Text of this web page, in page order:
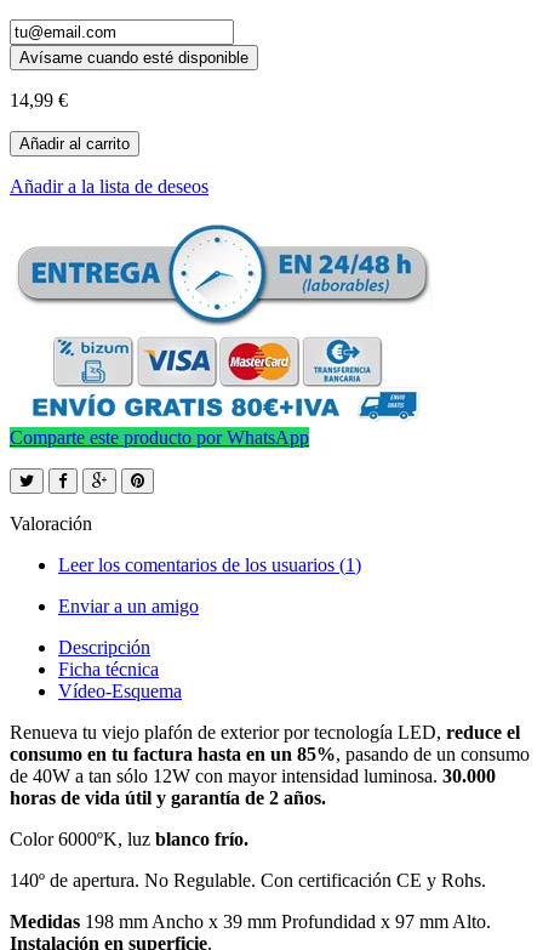
Avísame cuando esté disponible
14,99 €
Añadir al carrito
Añadir a la lista de deseos
Comparte este producto por WhatsApp
Valoración
Leer los comentarios de los usuarios (1)
Enviar a un amigo
Descripción
Ficha técnica
Vídeo-Esquema
Renueva tu viejo plafón de exterior por tecnología LED, reduce el
consumo en tu factura hasta en un 85%, pasando de un consumo
de 40W a tan sólo 12W con mayor intensidad luminosa. 30.000
horas de vida útil y garantía de 2 años.
Color 6000ºK, luz blanco frío.
140º de apertura. No Regulable. Con certificación CE y Rohs.
Medidas 198 mm Ancho x 39 mm Profundidad x 97 mm Alto.
Instalación en superficie.